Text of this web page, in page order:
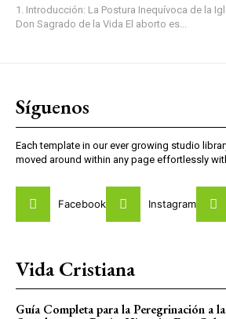
1. Introducción: La Postura Inequívoca de la
Don Sagrado de la Vida El aborto es...
Síguenos
Each template in our ever growing studio
moved around within any page effortlessly
Facebook Instagram
Vida Cristiana
Guía Completa para la Peregrinación a